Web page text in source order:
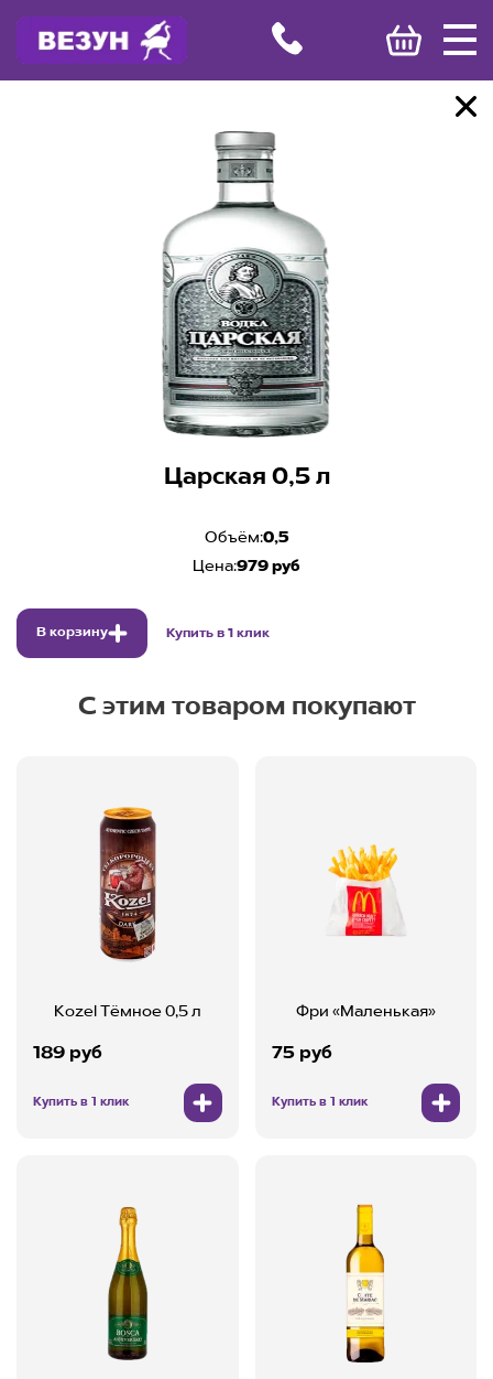
Царская 0,5 л
Объём:0,5
Цена:979 руб
В корзину Купить в 1 клик
С этим товаром покупают
Kozel Тёмное 0,5 л
189 руб
Купить в 1 клик
Фри «Маленькая»
75 руб
Купить в 1 клик